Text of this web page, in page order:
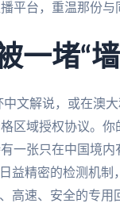
平台，重温那份与
一堵“墙
文解说，或在澳
区域授权协议。
一张只在中国境
益精密的检测机
高速、安全的专用